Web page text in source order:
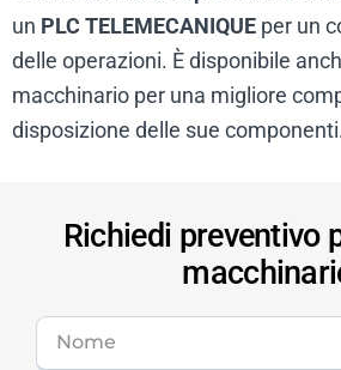
un PLC TELEMECANIQUE per un
delle operazioni. È disponibile
macchinario per una migliore
disposizione delle sue
Richiedi preventivo